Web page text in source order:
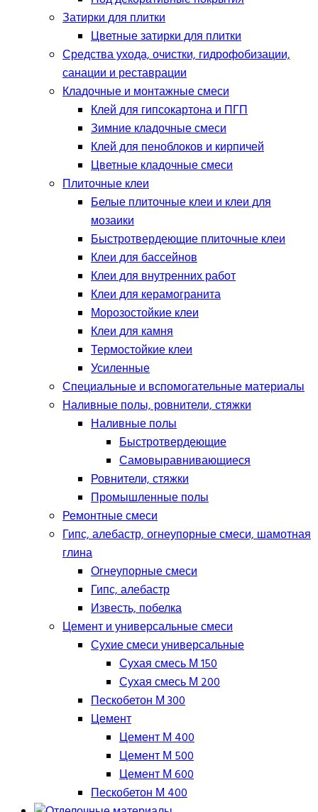
Затирки для плитки
Цветные затирки для плитки
Средства ухода, очистки, гидрофобизации,
санации и реставрации
Кладочные и монтажные смеси
Клей для гипсокартона и ПГП
Зимние кладочные смеси
Клей для пеноблоков и кирпичей
Цветные кладочные смеси
Плиточные клеи
Белые плиточные клеи и клеи для
мозаики
Быстротвердеющие плиточные клеи
Клеи для бассейнов
Клеи для внутренних работ
Клеи для керамогранита
Морозостойкие клеи
Клеи для камня
Термостойкие клеи
Усиленные
Специальные и вспомогательные материалы
Наливные полы, ровнители, стяжки
Наливные полы
Быстротвердеющие
Самовыравнивающиеся
Ровнители, стяжки
Промышленные полы
Ремонтные смеси
Гипс, алебастр, огнеупорные смеси, шамотная
глина
Огнеупорные смеси
Гипс, алебастр
Известь, побелка
Цемент и универсальные смеси
Сухие смеси универсальные
Сухая смесь М 150
Сухая смесь М 200
Пескобетон М 300
Цемент
Цемент М 400
Цемент М 500
Цемент М 600
Пескобетон М 400